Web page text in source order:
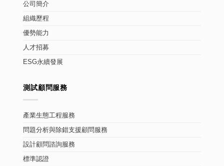
公司簡介
組織歷程
優勢能力
人才招募
ESG永續發展
測試顧問服務
產業生態工程服務
問題分析與除錯支援顧問服務
設計顧問諮詢服務
標準認證